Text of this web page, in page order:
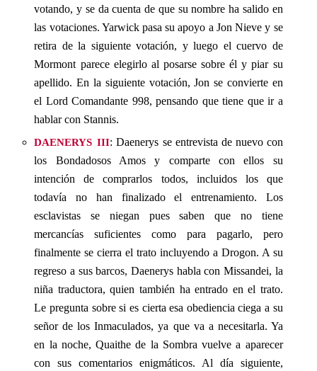
votando, y se da cuenta de que su nombre ha salido en
las votaciones. Yarwick pasa su apoyo a Jon Nieve y se
retira de la siguiente votación, y luego el cuervo de
Mormont parece elegirlo al posarse sobre él y piar su
apellido. En la siguiente votación, Jon se convierte en
el Lord Comandante 998, pensando que tiene que ir a
hablar con Stannis.
daenerys iii: Daenerys se entrevista de nuevo con
los Bondadosos Amos y comparte con ellos su
intención de comprarlos todos, incluidos los que
todavía no han finalizado el entrenamiento. Los
esclavistas se niegan pues saben que no tiene
mercancías suficientes como para pagarlo, pero
finalmente se cierra el trato incluyendo a Drogon. A su
regreso a sus barcos, Daenerys habla con Missandei, la
niña traductora, quien también ha entrado en el trato.
Le pregunta sobre si es cierta esa obediencia ciega a su
señor de los Inmaculados, ya que va a necesitarla. Ya
en la noche, Quaithe de la Sombra vuelve a aparecer
con sus comentarios enigmáticos. Al día siguiente,